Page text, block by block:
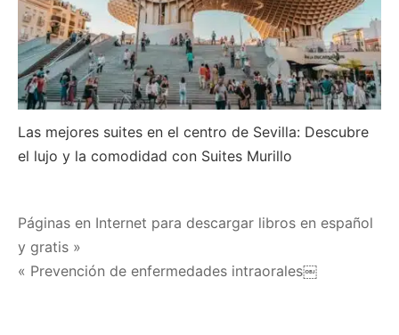
Las mejores suites en el centro de Sevilla: Descubre
el lujo y la comodidad con Suites Murillo
Navegación
de
Páginas en Internet para descargar libros en español
y gratis »
« Prevención de enfermedades intraorales￼